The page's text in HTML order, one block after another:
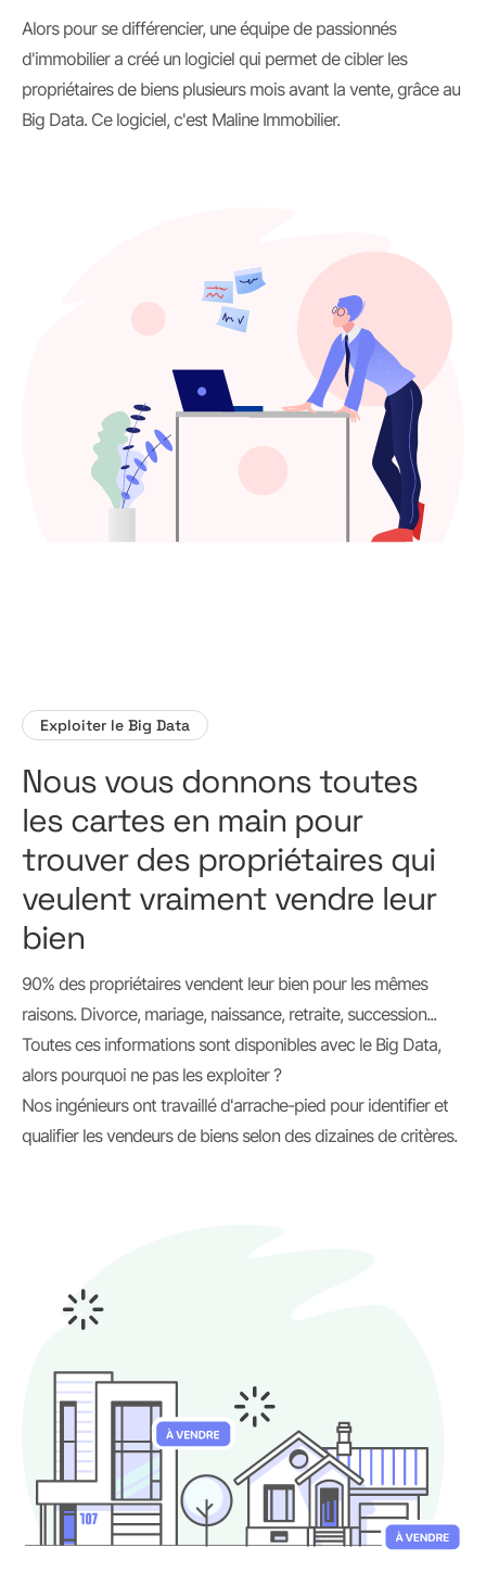
Alors pour se différencier, une équipe de passionnés
d'immobilier a créé un logiciel qui permet de cibler les
propriétaires de biens plusieurs mois avant la vente, grâce au
Big Data. Ce logiciel, c'est Maline Immobilier.
Exploiter le Big Data
Nous vous donnons toutes
les cartes en main pour
trouver des propriétaires qui
veulent vraiment vendre leur
bien
90% des propriétaires vendent leur bien pour les mêmes
raisons. Divorce, mariage, naissance, retraite, succession...
Toutes ces informations sont disponibles avec le Big Data,
alors pourquoi ne pas les exploiter ?
Nos ingénieurs ont travaillé d'arrache-pied pour identifier et
qualifier les vendeurs de biens selon des dizaines de critères.